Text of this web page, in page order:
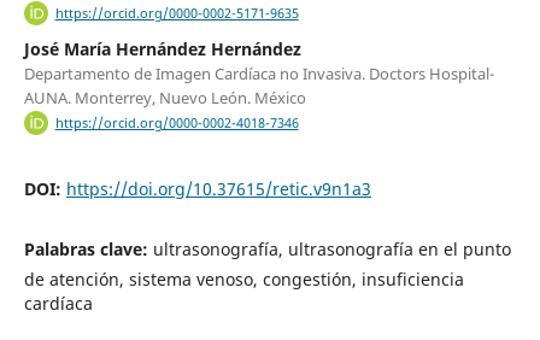
https://orcid.org/0000-0002-5171-9635
José María Hernández Hernández
Departamento de Imagen Cardíaca no Invasiva. Doctors Hospital-
AUNA. Monterrey, Nuevo León. México
https://orcid.org/0000-0002-4018-7346
DOI: https://doi.org/10.37615/retic.v9n1a3
Palabras clave: ultrasonografía, ultrasonografía en el punto
de atención, sistema venoso, congestión, insuficiencia
cardíaca